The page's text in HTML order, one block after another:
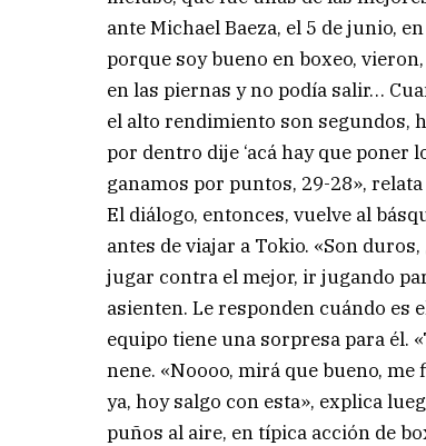
ante Michael Baeza, el 5 de junio,
porque soy bueno en boxeo,
en las piernas y no podía salir…
el alto rendimiento son segundos,
por dentro dije ‘acá hay que poner
ganamos por puntos, 29-28»,
El diálogo, entonces, vuelve al
antes de viajar a Tokio. «Son
jugar contra el mejor, ir jugando
asienten. Le responden cuándo es
equipo tiene una sorpresa para él.
nene. «Noooo, mirá que bueno,
ya, hoy salgo con esta», explica
puños al aire, en típica acción de